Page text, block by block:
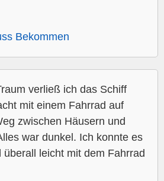
Bekommen
verließ ich das Schiff
mit einem Fahrrad auf
zwischen Häusern und
war dunkel. Ich konnte es
überall leicht mit dem Fahrrad